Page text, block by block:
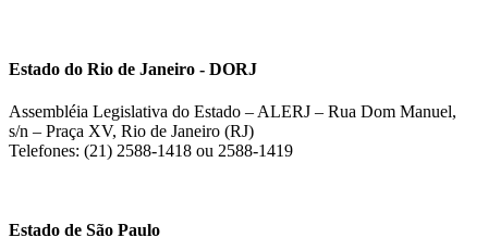
Estado do Rio de Janeiro - DORJ
Assembléia Legislativa do Estado – ALERJ – Rua Dom Manuel,
s/n – Praça XV, Rio de Janeiro (RJ)
Telefones: (21) 2588-1418 ou 2588-1419
Estado de São Paulo